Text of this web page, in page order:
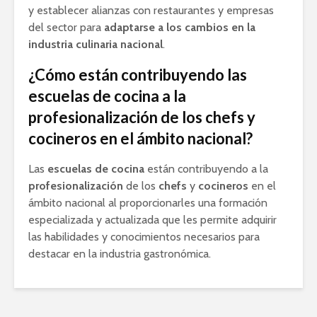
y establecer alianzas con restaurantes y empresas
del sector para adaptarse a los cambios en la
industria culinaria nacional.
¿Cómo están contribuyendo las
escuelas de cocina a la
profesionalización de los chefs y
cocineros en el ámbito nacional?
Las escuelas de cocina están contribuyendo a la
profesionalización de los chefs y cocineros en el
ámbito nacional al proporcionarles una formación
especializada y actualizada que les permite adquirir
las habilidades y conocimientos necesarios para
destacar en la industria gastronómica.